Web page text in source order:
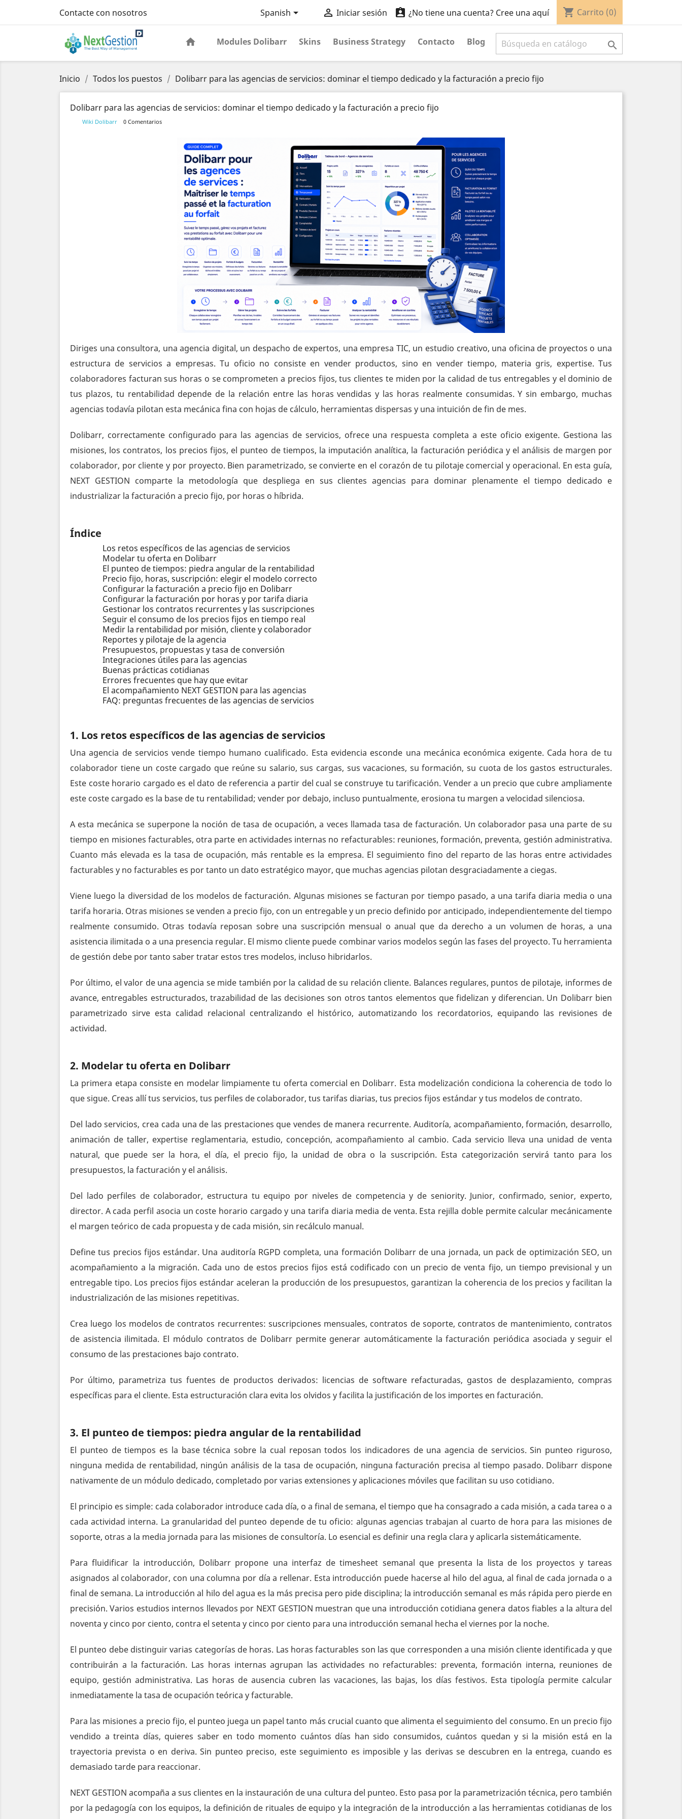
Contacte con nosotros Spanish  Iniciar sesión  ¿No tiene una cuenta? Cree una aquí shopping_cart Carrito (0)
Modules Dolibarr Skins Business Strategy Contacto Blog 
Inicio Todos los puestos Dolibarr para las agencias de servicios: dominar el tiempo dedicado y la facturación a precio fijo
Dolibarr para las agencias de servicios: dominar el tiempo dedicado y la facturación a precio fijo
Wiki Dolibarr 0 Comentarios
Diriges una consultora, una agencia digital, un despacho de expertos, una empresa TIC, un estudio creativo, una oficina de proyectos o una
estructura de servicios a empresas. Tu oficio no consiste en vender productos, sino en vender tiempo, materia gris, expertise. Tus
colaboradores facturan sus horas o se comprometen a precios fijos, tus clientes te miden por la calidad de tus entregables y el dominio de
tus plazos, tu rentabilidad depende de la relación entre las horas vendidas y las horas realmente consumidas. Y sin embargo, muchas
agencias todavía pilotan esta mecánica fina con hojas de cálculo, herramientas dispersas y una intuición de fin de mes.
Dolibarr, correctamente configurado para las agencias de servicios, ofrece una respuesta completa a este oficio exigente. Gestiona las
misiones, los contratos, los precios fijos, el punteo de tiempos, la imputación analítica, la facturación periódica y el análisis de margen por
colaborador, por cliente y por proyecto. Bien parametrizado, se convierte en el corazón de tu pilotaje comercial y operacional. En esta guía,
NEXT GESTION comparte la metodología que despliega en sus clientes agencias para dominar plenamente el tiempo dedicado e
industrializar la facturación a precio fijo, por horas o híbrida.
Índice
Los retos específicos de las agencias de servicios
Modelar tu oferta en Dolibarr
El punteo de tiempos: piedra angular de la rentabilidad
Precio fijo, horas, suscripción: elegir el modelo correcto
Configurar la facturación a precio fijo en Dolibarr
Configurar la facturación por horas y por tarifa diaria
Gestionar los contratos recurrentes y las suscripciones
Seguir el consumo de los precios fijos en tiempo real
Medir la rentabilidad por misión, cliente y colaborador
Reportes y pilotaje de la agencia
Presupuestos, propuestas y tasa de conversión
Integraciones útiles para las agencias
Buenas prácticas cotidianas
Errores frecuentes que hay que evitar
El acompañamiento NEXT GESTION para las agencias
FAQ: preguntas frecuentes de las agencias de servicios
1. Los retos específicos de las agencias de servicios
Una agencia de servicios vende tiempo humano cualificado. Esta evidencia esconde una mecánica económica exigente. Cada hora de tu
colaborador tiene un coste cargado que reúne su salario, sus cargas, sus vacaciones, su formación, su cuota de los gastos estructurales.
Este coste horario cargado es el dato de referencia a partir del cual se construye tu tarificación. Vender a un precio que cubre ampliamente
este coste cargado es la base de tu rentabilidad; vender por debajo, incluso puntualmente, erosiona tu margen a velocidad silenciosa.
A esta mecánica se superpone la noción de tasa de ocupación, a veces llamada tasa de facturación. Un colaborador pasa una parte de su
tiempo en misiones facturables, otra parte en actividades internas no refacturables: reuniones, formación, preventa, gestión administrativa.
Cuanto más elevada es la tasa de ocupación, más rentable es la empresa. El seguimiento fino del reparto de las horas entre actividades
facturables y no facturables es por tanto un dato estratégico mayor, que muchas agencias pilotan desgraciadamente a ciegas.
Viene luego la diversidad de los modelos de facturación. Algunas misiones se facturan por tiempo pasado, a una tarifa diaria media o una
tarifa horaria. Otras misiones se venden a precio fijo, con un entregable y un precio definido por anticipado, independientemente del tiempo
realmente consumido. Otras todavía reposan sobre una suscripción mensual o anual que da derecho a un volumen de horas, a una
asistencia ilimitada o a una presencia regular. El mismo cliente puede combinar varios modelos según las fases del proyecto. Tu herramienta
de gestión debe por tanto saber tratar estos tres modelos, incluso hibridarlos.
Por último, el valor de una agencia se mide también por la calidad de su relación cliente. Balances regulares, puntos de pilotaje, informes de
avance, entregables estructurados, trazabilidad de las decisiones son otros tantos elementos que fidelizan y diferencian. Un Dolibarr bien
parametrizado sirve esta calidad relacional centralizando el histórico, automatizando los recordatorios, equipando las revisiones de
actividad.
2. Modelar tu oferta en Dolibarr
La primera etapa consiste en modelar limpiamente tu oferta comercial en Dolibarr. Esta modelización condiciona la coherencia de todo lo
que sigue. Creas allí tus servicios, tus perfiles de colaborador, tus tarifas diarias, tus precios fijos estándar y tus modelos de contrato.
Del lado servicios, crea cada una de las prestaciones que vendes de manera recurrente. Auditoría, acompañamiento, formación, desarrollo,
animación de taller, expertise reglamentaria, estudio, concepción, acompañamiento al cambio. Cada servicio lleva una unidad de venta
natural, que puede ser la hora, el día, el precio fijo, la unidad de obra o la suscripción. Esta categorización servirá tanto para los
presupuestos, la facturación y el análisis.
Del lado perfiles de colaborador, estructura tu equipo por niveles de competencia y de seniority. Junior, confirmado, senior, experto,
director. A cada perfil asocia un coste horario cargado y una tarifa diaria media de venta. Esta rejilla doble permite calcular mecánicamente
el margen teórico de cada propuesta y de cada misión, sin recálculo manual.
Define tus precios fijos estándar. Una auditoría RGPD completa, una formación Dolibarr de una jornada, un pack de optimización SEO, un
acompañamiento a la migración. Cada uno de estos precios fijos está codificado con un precio de venta fijo, un tiempo previsional y un
entregable tipo. Los precios fijos estándar aceleran la producción de los presupuestos, garantizan la coherencia de los precios y facilitan la
industrialización de las misiones repetitivas.
Crea luego los modelos de contratos recurrentes: suscripciones mensuales, contratos de soporte, contratos de mantenimiento, contratos
de asistencia ilimitada. El módulo contratos de Dolibarr permite generar automáticamente la facturación periódica asociada y seguir el
consumo de las prestaciones bajo contrato.
Por último, parametriza tus fuentes de productos derivados: licencias de software refacturadas, gastos de desplazamiento, compras
específicas para el cliente. Esta estructuración clara evita los olvidos y facilita la justificación de los importes en facturación.
3. El punteo de tiempos: piedra angular de la rentabilidad
El punteo de tiempos es la base técnica sobre la cual reposan todos los indicadores de una agencia de servicios. Sin punteo riguroso,
ninguna medida de rentabilidad, ningún análisis de la tasa de ocupación, ninguna facturación precisa al tiempo pasado. Dolibarr dispone
nativamente de un módulo dedicado, completado por varias extensiones y aplicaciones móviles que facilitan su uso cotidiano.
El principio es simple: cada colaborador introduce cada día, o a final de semana, el tiempo que ha consagrado a cada misión, a cada tarea o a
cada actividad interna. La granularidad del punteo depende de tu oficio: algunas agencias trabajan al cuarto de hora para las misiones de
soporte, otras a la media jornada para las misiones de consultoría. Lo esencial es definir una regla clara y aplicarla sistemáticamente.
Para fluidificar la introducción, Dolibarr propone una interfaz de timesheet semanal que presenta la lista de los proyectos y tareas
asignados al colaborador, con una columna por día a rellenar. Esta introducción puede hacerse al hilo del agua, al final de cada jornada o a
final de semana. La introducción al hilo del agua es la más precisa pero pide disciplina; la introducción semanal es más rápida pero pierde en
precisión. Varios estudios internos llevados por NEXT GESTION muestran que una introducción cotidiana genera datos fiables a la altura del
noventa y cinco por ciento, contra el setenta y cinco por ciento para una introducción semanal hecha el viernes por la noche.
El punteo debe distinguir varias categorías de horas. Las horas facturables son las que corresponden a una misión cliente identificada y que
contribuirán a la facturación. Las horas internas agrupan las actividades no refacturables: preventa, formación interna, reuniones de
equipo, gestión administrativa. Las horas de ausencia cubren las vacaciones, las bajas, los días festivos. Esta tipología permite calcular
inmediatamente la tasa de ocupación teórica y facturable.
Para las misiones a precio fijo, el punteo juega un papel tanto más crucial cuanto que alimenta el seguimiento del consumo. En un precio fijo
vendido a treinta días, quieres saber en todo momento cuántos días han sido consumidos, cuántos quedan y si la misión está en la
trayectoria prevista o en deriva. Sin punteo preciso, este seguimiento es imposible y las derivas se descubren en la entrega, cuando es
demasiado tarde para reaccionar.
NEXT GESTION acompaña a sus clientes en la instauración de una cultura del punteo. Esto pasa por la parametrización técnica, pero también
por la pedagogía con los equipos, la definición de rituales de equipo y la integración de la introducción a las herramientas cotidianas de los